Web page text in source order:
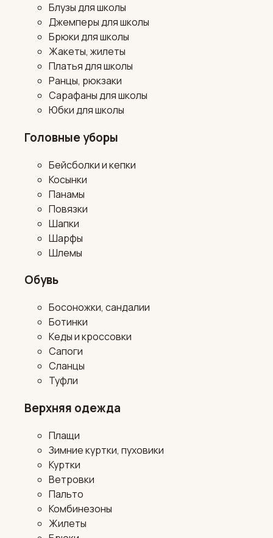
Блузы для школы
Джемперы для школы
Брюки для школы
Жакеты, жилеты
Платья для школы
Ранцы, рюкзаки
Сарафаны для школы
Юбки для школы
Головные уборы
Бейсболки и кепки
Косынки
Панамы
Повязки
Шапки
Шарфы
Шлемы
Обувь
Босоножки, сандалии
Ботинки
Кеды и кроссовки
Сапоги
Сланцы
Туфли
Верхняя одежда
Плащи
Зимние куртки, пуховики
Куртки
Ветровки
Пальто
Комбинезоны
Жилеты